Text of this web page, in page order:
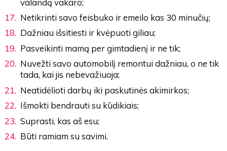
Netikrinti savo feisbuko ir emeilo kas 30 minučių;
Dažniau išsitiesti ir kvėpuoti giliau;
Pasveikinti mamą per gimtadienį ir ne tik;
Nuvežti savo automobilį remontui dažniau, o ne tik
tada, kai jis nebevažiuoja;
Neatidėlioti darbų iki paskutinės akimirkos;
Išmokti bendrauti su kūdikiais;
Suprasti, kas aš esu;
Būti ramiam su savimi.